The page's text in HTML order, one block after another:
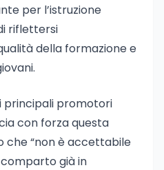
per l’istruzione
riflettersi
della formazione e
principali promotori
con forza questa
che “non è accettabile
già in